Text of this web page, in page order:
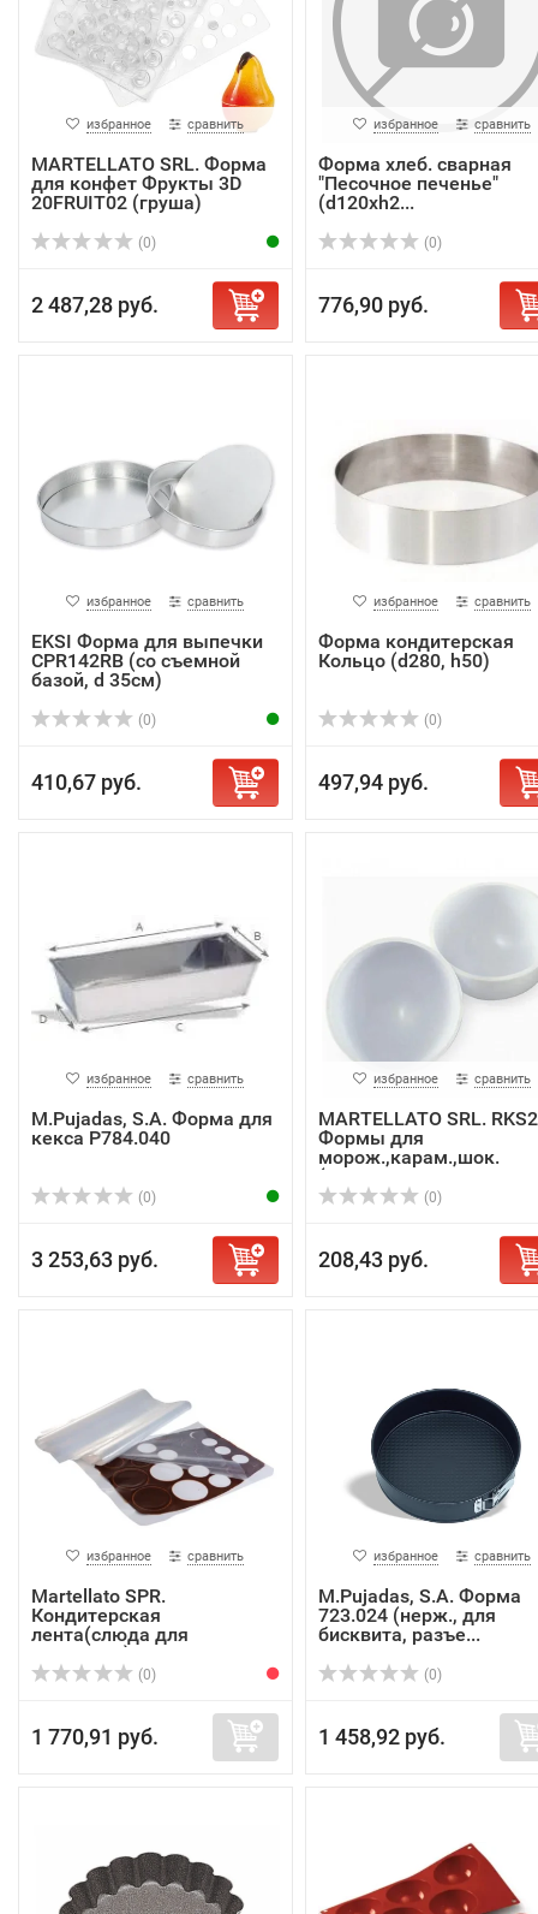
избранное сравнить
MARTELLATO SRL. Форма
для конфет Фрукты 3D
20FRUIT02 (груша)
(0)
2 487,28 руб.
избранное сравнить
Форма хлеб. сварная
"Песочное печенье"
(d120xh2...
(0)
776,90 руб.
избранное сравнить
EKSI Форма для выпечки
CPR142RB (со съемной
базой, d 35см)
(0)
410,67 руб.
избранное сравнить
Форма кондитерская
Кольцо (d280, h50)
(0)
497,94 руб.
избранное сравнить
M.Pujadas, S.A. Форма для
кекса P784.040
(0)
3 253,63 руб.
избранное сравнить
MARTELLATO SRL.
Формы для
морож.,карам.,шок.
(полу...
(0)
208,43 руб.
избранное сравнить
Martellato SPR.
Кондитерская
лента(слюда для
шоколада) NS...
(0)
1 770,91 руб.
избранное сравнить
M.Pujadas, S.A. Форма
723.024 (нерж., для
бисквита, разъе...
(0)
1 458,92 руб.